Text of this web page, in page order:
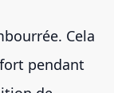
Cela
pendant